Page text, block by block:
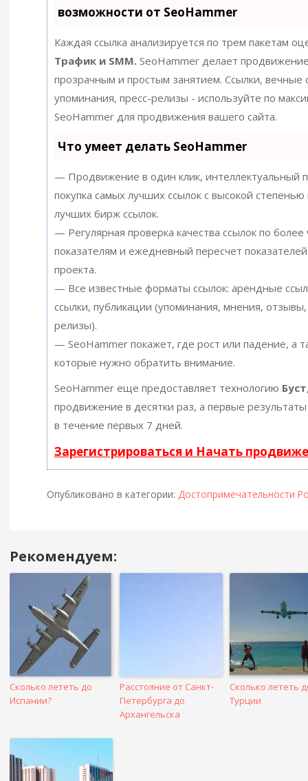
возможности от SeoHammer
Каждая ссылка анализируется по трем пакетам
Трафик и SMM.SeoHammer делает
прозрачным и простым занятием. Ссылки, вечные
упоминания, пресс-релизы - используйте по
SeoHammer для продвижения вашего сайта.
Что умеет делать SeoHammer
— Продвижение в один клик, интеллектуальный
покупка самых лучших ссылок с высокой степенью
лучших бирж ссылок.
— Регулярная проверка качества ссылок по
показателям и ежедневный пересчет показателей
проекта.
— Все известные форматы ссылок: арендные
ссылки, публикации (упоминания, мнения, отзывы,
релизы).
— SeoHammer покажет, где рост или падение, а
которые нужно обратить внимание.
SeoHammer еще предоставляет технологию Буст
продвижение в десятки раз, а первые
в течение первых 7 дней.
Зарегистрироваться и Начать
Опубликовано в категории: Достопримечательности
Навигация
в
Рекомендуем:
Сколько лететь до
Испании?
Расстояние от Санкт-
Петербурга до
Архангельска
Сколько лететь
Турции